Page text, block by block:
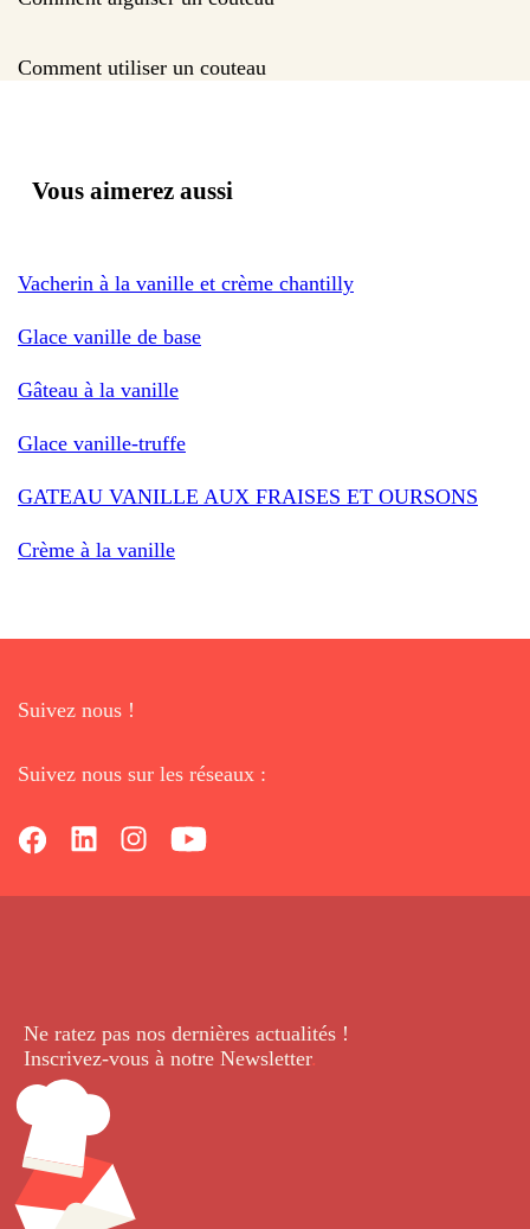
Comment utiliser un couteau
Vous aimerez aussi
Vacherin à la vanille et crème chantilly
Glace vanille de base
Gâteau à la vanille
Glace vanille-truffe
GATEAU VANILLE AUX FRAISES ET OURSONS
Crème à la vanille
Suivez nous !
Suivez nous sur les réseaux :
Ne ratez pas nos dernières actualités !
Inscrivez-vous à notre Newsletter.